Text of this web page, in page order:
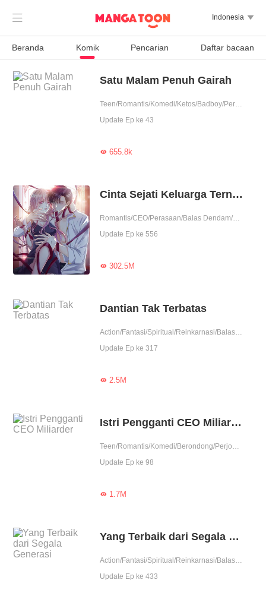
 Indonesia 
Beranda Komik Pencarian Daftar bacaan
Satu Malam Penuh Gairah
Teen/Romantis/Komedi/Ketos/Badboy/Perjodohan/Nikahmuda/Balas Dendam/Pembunuhan/Contributor
Update Ep ke 43
655.8k
Cinta Sejati Keluarga Ternama
Romantis/CEO/Perasaan/Balas Dendam/Asmara/Urban/Pengkhianatan/One Night Stand/Posesif/Drama
Update Ep ke 556
302.5M
Dantian Tak Terbatas
Action/Fantasi/Spiritual/Reinkarnasi/Balas Dendam/Kultivasi/Contributor
Update Ep ke 317
2.5M
Istri Pengganti CEO Miliarder
Teen/Romantis/Komedi/Berondong/Perjodohan/Duda/Balas Dendam/Pembunuhan/Contributor
Update Ep ke 98
1.7M
Yang Terbaik dari Segala Generasi
Action/Fantasi/Spiritual/Reinkarnasi/Balas Dendam/Kultivasi/Contributor
Update Ep ke 433